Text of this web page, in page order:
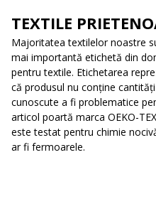
TEXTILE
Majoritatea textilelor noastre
mai importantă etichetă din
pentru textile. Etichetarea
că produsul nu conține
cunoscute a fi problematice
articol poartă marca OEKO-
este testat pentru chimie
ar fi fermoarele.